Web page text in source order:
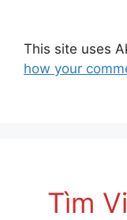
This site uses
how your
Tìm